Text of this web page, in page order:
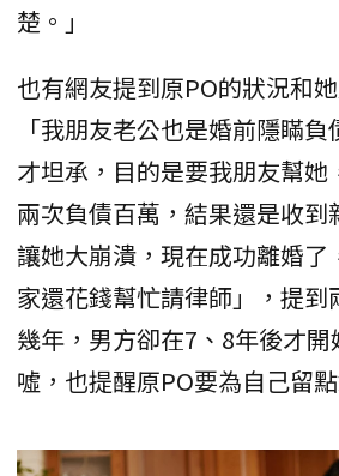
楚。」
也有網友提到原PO的狀況和
「我朋友老公也是婚前隱瞞
才坦承，目的是要我朋友幫她
兩次負債百萬，結果還是收到
讓她大崩潰，現在成功離婚了
家還花錢幫忙請律師」，提到
幾年，男方卻在7、8年後才
噓，也提醒原PO要為自己留點